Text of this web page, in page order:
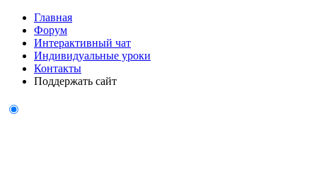
Главная
Форум
Интерактивный чат
Индивидуальные уроки
Контакты
Поддержать сайт